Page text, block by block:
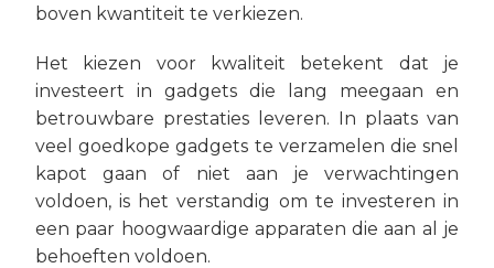
boven kwantiteit te verkiezen.
Het kiezen voor kwaliteit betekent dat je
investeert in gadgets die lang meegaan en
betrouwbare prestaties leveren. In plaats van
veel goedkope gadgets te verzamelen die snel
kapot gaan of niet aan je verwachtingen
voldoen, is het verstandig om te investeren in
een paar hoogwaardige apparaten die aan al je
behoeften voldoen.